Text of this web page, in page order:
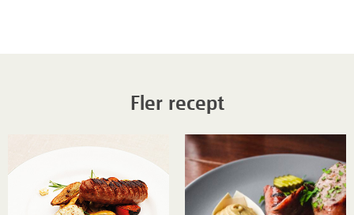
Fler recept